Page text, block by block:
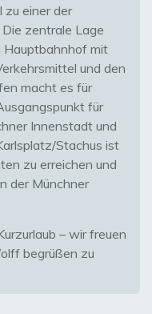
zu einer der
zentrale Lage
Hauptbahnhof mit
und den
macht es für
für
Innenstadt und
Stachus ist
zu erreichen und
der Münchner
– wir freuen
begrüßen zu